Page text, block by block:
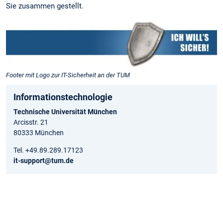
Sie zusammen gestellt.
Footer mit Logo zur IT-Sicherheit an der TUM
Informationstechnologie
Technische Universität München
Arcisstr. 21
80333 München
Tel. +49.89.289.17123
it-support@tum.de